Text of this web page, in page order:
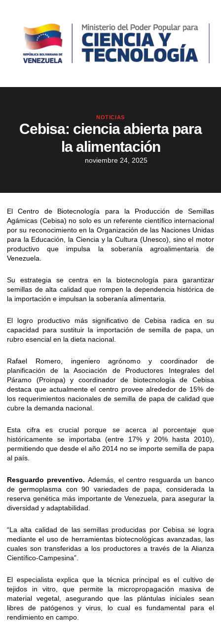
NOTICIAS
Cebisa: ciencia abierta para
la alimentación
noviembre 24, 2025
El Centro de Biotecnología para la Producción de Semillas
Agámicas (Cebisa) no solo es un referente científico internacional
por su reconocimiento en la Organización de las Naciones Unidas
para la Educación, la Ciencia y la Cultura (Unesco), sino el motor
productivo que impulsa la soberanía agroalimentaria de
Venezuela.
Su estrategia se centra en la biotecnología para garantizar
semillas de alta calidad que rompen la dependencia histórica de
la importación e impulsan la soberanía alimentaria.
El logro productivo más significativo de Cebisa radica en su
capacidad para sustituir la importación de semilla de papa, un
rubro esencial en la dieta nacional.
Rafael Romero, ingeniero agrónomo y coordinador de
planificación de la Asociación de Productores Integrales del
Páramo (Proinpa) y coordinador de biotecnología de Cebisa
destaca que actualmente el centro provee alrededor de 15% de
los requerimientos nacionales de semilla de papa de calidad que
cubre la demanda nacional.
Esta cifra es crucial porque se acerca al porcentaje que
históricamente se importaba (entre 17% y 20% hasta 2010),
permitiendo que desde el año 2014 no se importe semilla de papa
al país.
Resguardo preventivo. Además, el centro resguarda un banco
de germoplasma con 90 variedades de papa, considerada la
reserva genética más importante de Venezuela, para asegurar la
diversidad y adaptabilidad.
“La alta calidad de las semillas producidas por Cebisa se logra
mediante el uso de herramientas biotecnológicas avanzadas, las
cuales son transferidas a los productores a través de la Alianza
Científico-Campesina”.
El especialista explica que la técnica principal es el cultivo de
tejidos in vitro, que permite la micropropagación masiva de
material vegetal, asegurando que las plántulas iniciales sean
libres de patógenos y virus, lo cual es fundamental para el
rendimiento en campo.